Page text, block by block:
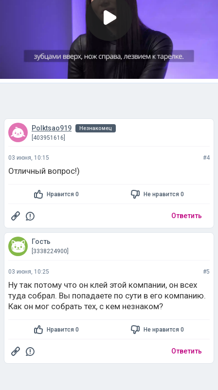
Polktsao919 Незнакомец
[403951616]
03 июня, 10:15 #4
Отличный вопрос!)
Нравится 0 Не нравится 0
Ответить
Гость
[3338224900]
03 июня, 10:25 #5
Ну так потому что он клей этой компании, он всех
туда собрал. Вы попадаете по сути в его компанию.
Как он мог собрать тех, с кем незнаком?
Нравится 0 Не нравится 0
Ответить